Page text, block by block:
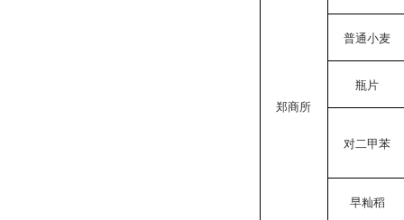
郑商所
普通小麦
瓶片
对二甲苯
早籼稻